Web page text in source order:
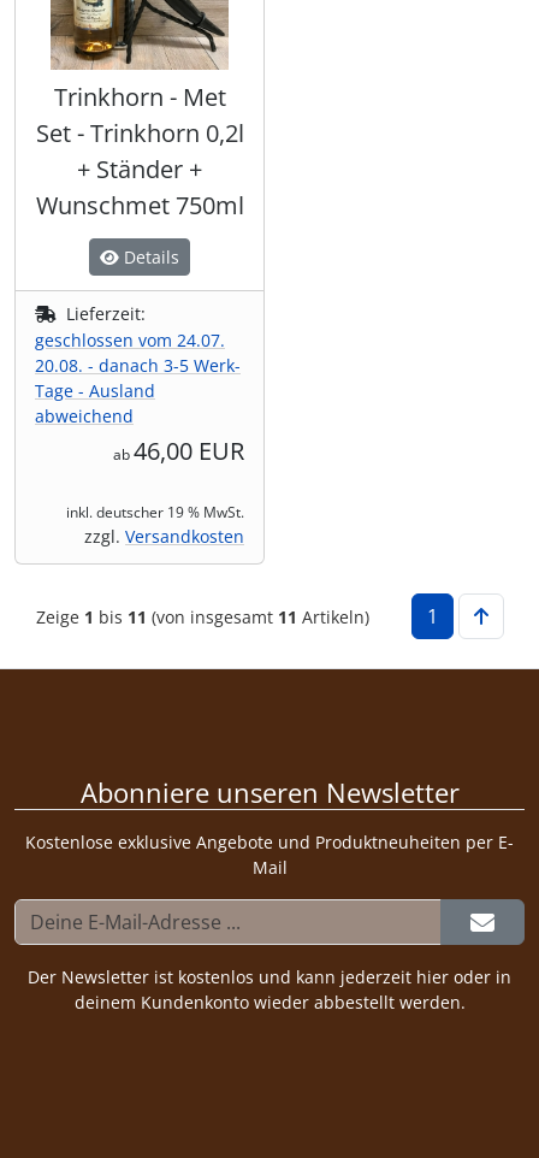
Trinkhorn - Met
Set - Trinkhorn 0,2l
+ Ständer +
Wunschmet 750ml
Details
Lieferzeit:
geschlossen vom 24.07.
20.08. - danach 3-5 Werk-
Tage - Ausland
abweichend
ab46,00 EUR
inkl. deutscher 19 % MwSt.
zzgl. Versandkosten
Zeige 1 bis 11 (von insgesamt 11 Artikeln) 1
Abonniere unseren Newsletter
Kostenlose exklusive Angebote und Produktneuheiten per E-
Mail
Der Newsletter ist kostenlos und kann jederzeit hier oder in
deinem Kundenkonto wieder abbestellt werden.